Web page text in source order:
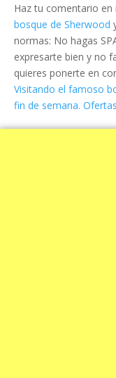
Haz tu comentario en
bosque de Sherwood
normas: No hagas
expresarte bien y no
quieres ponerte en
Visitando el famoso
fin de semana.